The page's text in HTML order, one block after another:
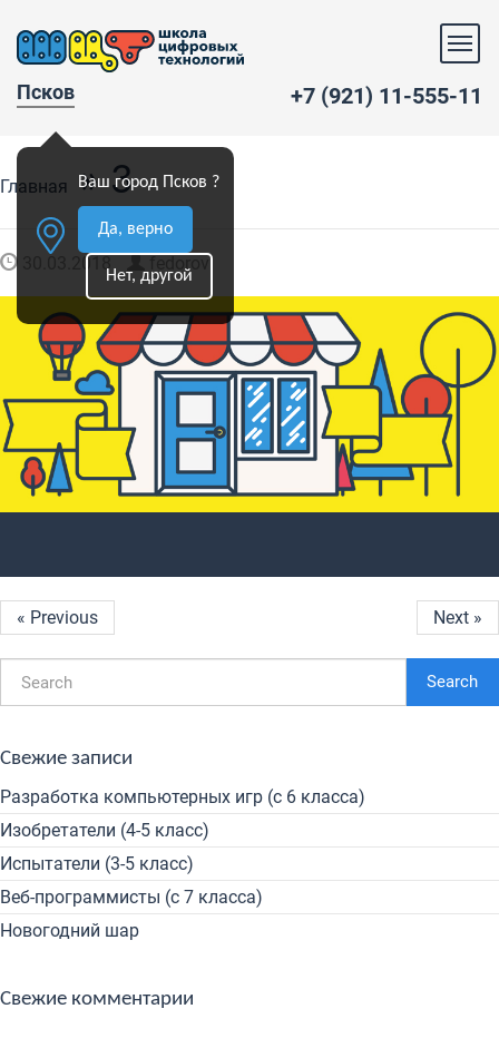
Псков
Ваш город Псков ?
Да, верно
Нет, другой
+7 (921) 11-555-11
Главная » 3
30.03.2018 fedorov
« Previous Next »
Search
Свежие записи
Разработка компьютерных игр (с 6 класса)
Изобретатели (4-5 класс)
Испытатели (3-5 класс)
Веб-программисты (с 7 класса)
Новогодний шар
Свежие комментарии